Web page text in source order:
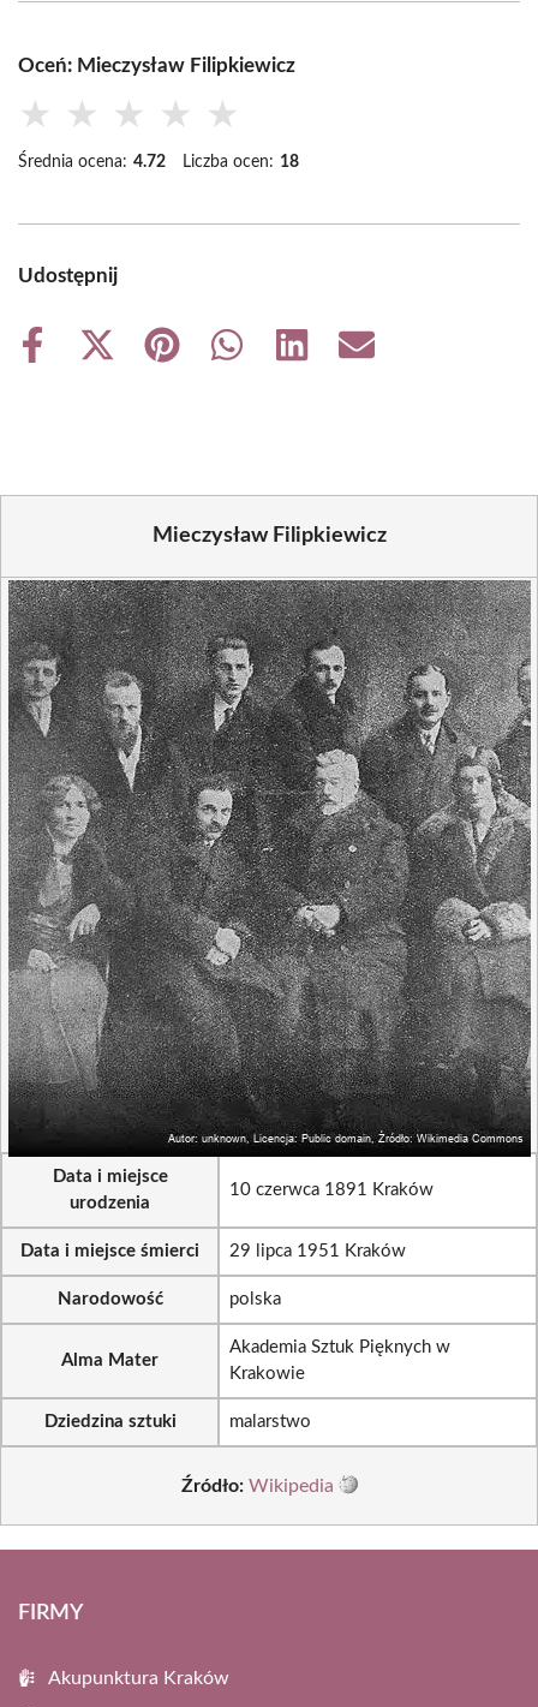
Oceń: Mieczysław Filipkiewicz
★ ★ ★ ★ ★
Średnia ocena: 4.72 Liczba ocen: 18
Udostępnij
Share
Share
Share
Share
Share
Share
Mieczysław Filipkiewicz
Data i miejsce
urodzenia
10 czerwca 1891 Kraków
Data i miejsce śmierci 29 lipca 1951 Kraków
Narodowość polska
Alma Mater
Akademia Sztuk Pięknych w
Krakowie
Dziedzina sztuki malarstwo
Źródło: Wikipedia
FIRMY
Akupunktura Kraków